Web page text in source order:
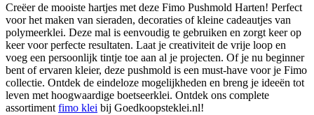
Creëer de mooiste hartjes met deze Fimo Pushmold Harten! Perfect
voor het maken van sieraden, decoraties of kleine cadeautjes van
polymeerklei. Deze mal is eenvoudig te gebruiken en zorgt keer op
keer voor perfecte resultaten. Laat je creativiteit de vrije loop en
voeg een persoonlijk tintje toe aan al je projecten. Of je nu beginner
bent of ervaren kleier, deze pushmold is een must-have voor je Fimo
collectie. Ontdek de eindeloze mogelijkheden en breng je ideeën tot
leven met hoogwaardige boetseerklei. Ontdek ons complete
assortiment fimo klei bij Goedkoopsteklei.nl!